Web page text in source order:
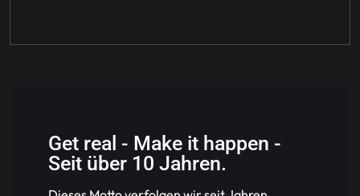
Get real - Make it happen -
Seit über 10 Jahren.